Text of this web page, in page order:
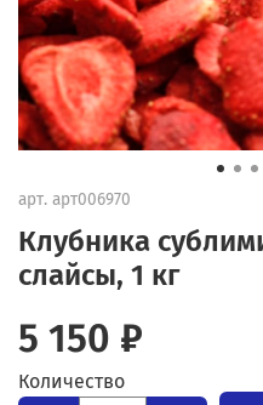
арт. арт006970
Клубника
слайсы, 1 кг
5 150 ₽
Количество